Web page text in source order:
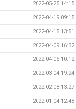
2022-05-25 14:15
2022-04-19 09:15
2022-04-15 13:51
2022-04-09 16:32
2022-04-05 10:12
2022-03-04 19:24
2022-02-08 13:27
2022-01-04 12:48